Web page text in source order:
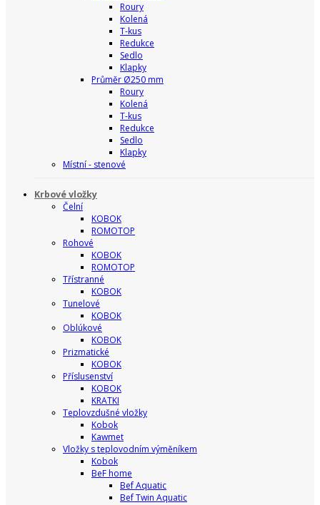
Roury
Kolená
T-kus
Redukce
Sedlo
Klapky
Průměr Ø250 mm
Roury
Kolená
T-kus
Redukce
Sedlo
Klapky
Místní - stenové
Krbové vložky
Čelní
KOBOK
ROMOTOP
Rohové
KOBOK
ROMOTOP
Třístranné
KOBOK
Tunelové
KOBOK
Oblúkové
KOBOK
Prizmatické
KOBOK
Příslusenství
KOBOK
KRATKI
Teplovzdušné vložky
Kobok
Kawmet
Vložky s teplovodním výměníkem
Kobok
BeF home
Bef Aquatic
Bef Twin Aquatic